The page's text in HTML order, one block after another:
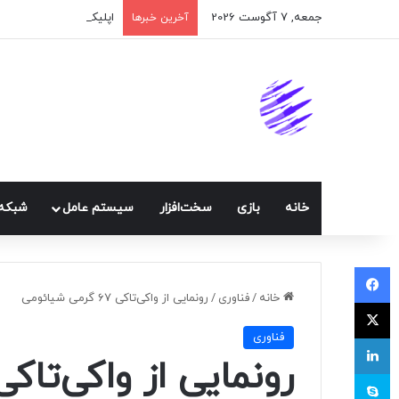
جمعه, 7 آگوست 2026 آخرین خبرها اپلیکیشن پیام‌رسان
خانه بازی سخت‌افزار سيستم عامل
خانه /فناوری / رونمایی از واکی‌تاکی ۶۷ گرمی شیائومی
فناوری
رونمایی از واکی‌تاکی ۶۷ گرمی
فیسبوک